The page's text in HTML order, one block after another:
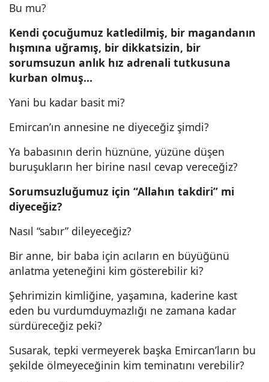
Bu mu?
Kendi çocuğumuz katledilmiş, bir magandanın
hışmına uğramış, bir dikkatsizin, bir
sorumsuzun anlık hız adrenali tutkusuna
kurban olmuş…
Yani bu kadar basit mi?
Emircan’ın annesine ne diyeceğiz şimdi?
Ya babasının derin hüznüne, yüzüne düşen
buruşukların her birine nasıl cevap vereceğiz?
Sorumsuzluğumuz için “Allahın takdiri” mi
diyeceğiz?
Nasıl “sabır” dileyeceğiz?
Bir anne, bir baba için acıların en büyüğünü
anlatma yeteneğini kim gösterebilir ki?
Şehrimizin kimliğine, yaşamına, kaderine kast
eden bu vurdumduymazlığı ne zamana kadar
sürdüreceğiz peki?
Susarak, tepki vermeyerek başka Emircan’ların bu
şekilde ölmeyeceğinin kim teminatını verebilir?